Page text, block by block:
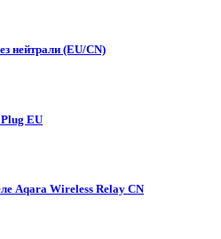
нейтрали (EU/CN)
EU
Aqara Wireless Relay CN